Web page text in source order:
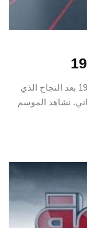
برامج رمضان 2018 برنامج الصدمة 3 – الحلقة 19 بعد النجاح الذي
نشاهد الموسم